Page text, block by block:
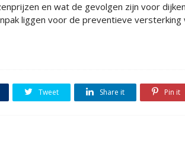
en wat de gevolgen zijn voor
liggen voor de preventieve versterking
Tweet Share it Pin it